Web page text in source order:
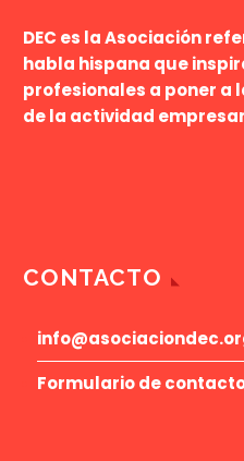
DEC es la Asociación
habla hispana que
profesionales a poner a
de la actividad
CONTACTO
Formulario de